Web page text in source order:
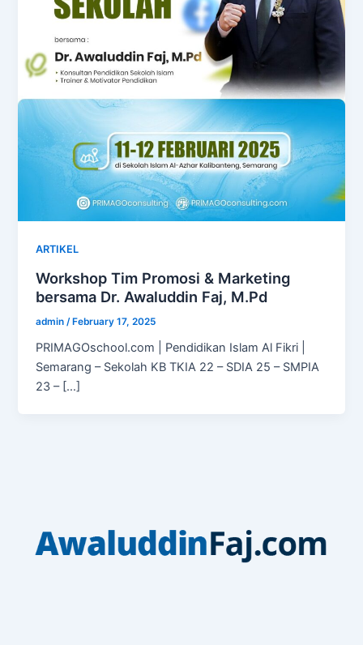
ARTIKEL
Workshop Tim Promosi & Marketing
bersama Dr. Awaluddin Faj, M.Pd
admin /February 17, 2025
PRIMAGOschool.com | Pendidikan Islam Al Fikri |
Semarang – Sekolah KB TKIA 22 – SDIA 25 – SMPIA
23 – […]